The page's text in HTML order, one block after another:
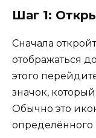
Шаг 1:
Сначала
отображаться
этого
значок, который
Обычно это
определённого